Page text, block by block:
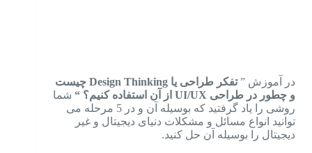
در آموزش ”
تفکر طراحی یا Design Thinking چیست
و چطور در طراحی UI/UX از آن استفاده کنیم؟ “
شما
روشی را یاد گرفتید که بوسیله آن و در 5 مرحله می
توانید انواع مسائل و مشکلات دنیای دیجیتال و غیر
دیجیتال را بوسیله آن حل کنید.